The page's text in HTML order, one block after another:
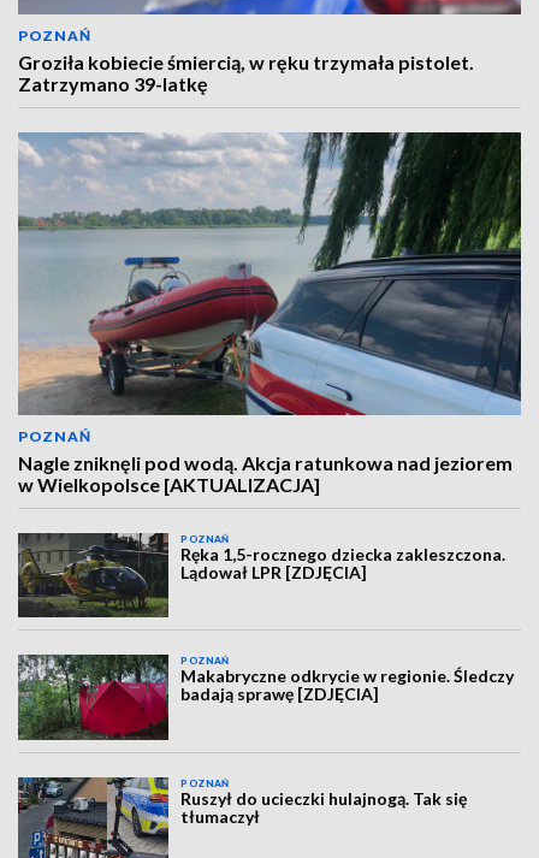
POZNAŃ
Groziła kobiecie śmiercią, w ręku trzymała pistolet.
Zatrzymano 39-latkę
POZNAŃ
Nagle zniknęli pod wodą. Akcja ratunkowa nad jeziorem
w Wielkopolsce [AKTUALIZACJA]
POZNAŃ
Ręka 1,5-rocznego dziecka zakleszczona.
Lądował LPR [ZDJĘCIA]
POZNAŃ
Makabryczne odkrycie w regionie. Śledczy
badają sprawę [ZDJĘCIA]
POZNAŃ
Ruszył do ucieczki hulajnogą. Tak się
tłumaczył